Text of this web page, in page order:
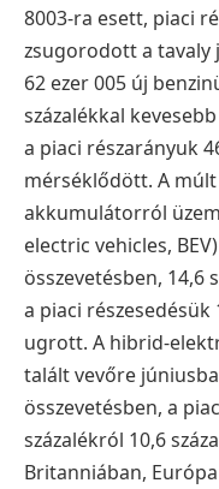
8003-ra esett, piaci
zsugorodott a tavaly
62 ezer 005 új
százalékkal
a piaci részarányuk
mérséklődött. A
akkumulátorról
electric vehicles,
összevetésben, 14,6
a piaci részesedésük
ugrott. A hibrid-
talált vevőre
összevetésben, a
százalékról 10,6
Britanniában,